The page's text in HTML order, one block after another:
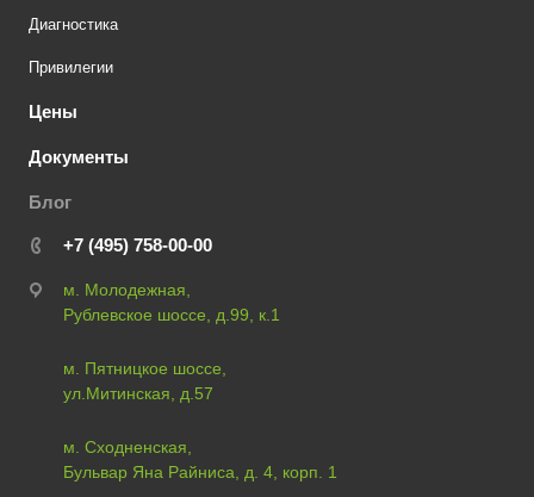
Диагностика
Привилегии
Цены
Документы
Блог
+7 (495) 758-00-00
м. Молодежная,
Рублевское шоссе, д.99, к.1
м. Пятницкое шоссе,
ул.Митинская, д.57
м. Сходненская,
Бульвар Яна Райниса, д. 4, корп. 1